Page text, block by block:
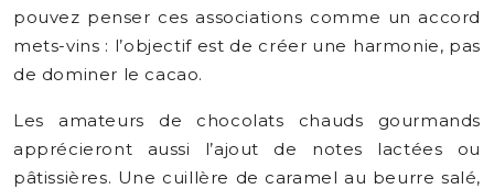
pouvez penser ces associations comme un accord
mets-vins : l’objectif est de créer une harmonie, pas
de dominer le cacao.
Les amateurs de chocolats chauds gourmands
apprécieront aussi l’ajout de notes lactées ou
pâtissières. Une cuillère de caramel au beurre salé,